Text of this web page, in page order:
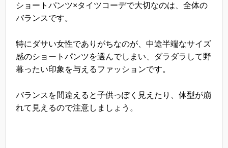
ショートパンツ×タイツコーデで大切なのは、全体の
バランスです。
特にダサい女性でありがちなのが、中途半端なサイズ
感のショートパンツを選んでしまい、ダラダラして野
暮ったい印象を与えるファッションです。
バランスを間違えると子供っぽく見えたり、体型が崩
れて見えるので注意しましょう。